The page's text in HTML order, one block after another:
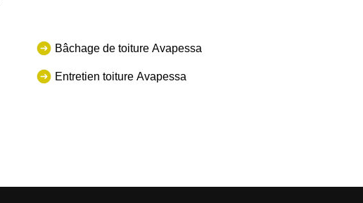
Bâchage de toiture Avapessa
Entretien toiture Avapessa